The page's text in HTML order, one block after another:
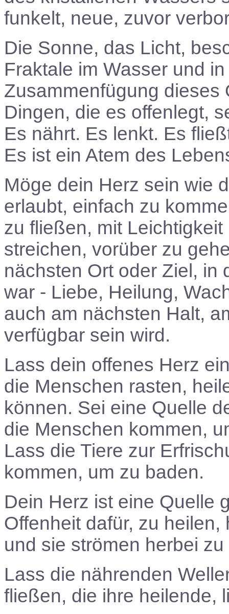
funkelt, neue, zuvor
Die Sonne, das Licht,
Fraktale im Wasser und
Zusammenfügung dieses
Dingen, die es offenlegt,
Es nährt. Es lenkt. Es
Es ist ein Atem des
Möge dein Herz sein wie
erlaubt, einfach zu
zu fließen, mit
streichen, vorüber zu
nächsten Ort oder Ziel, in
war - Liebe, Heilung,
auch am nächsten Halt,
verfügbar sein wird.
Lass dein offenes Herz
die Menschen rasten,
können. Sei eine Quelle
die Menschen kommen,
Lass die Tiere zur
kommen, um zu baden.
Dein Herz ist eine Quelle
Offenheit dafür, zu
und sie strömen herbei
Lass die nährenden
fließen, die ihre heilende,